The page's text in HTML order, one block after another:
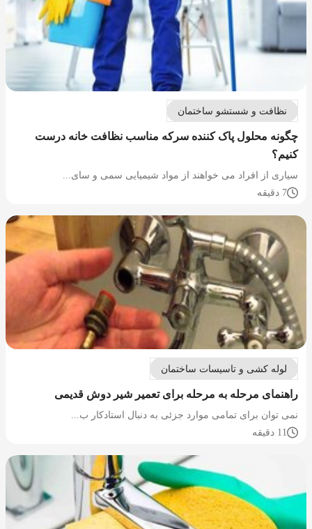
نظافت و شستشو ساختمان
چگونه محلول پاک کننده سرکه مناسب نظافت خانه درست
کنیم؟
سیاری از افراد می خواهند از مواد شیمیایی سمی و سای...
7 دقیقه
لوله کشی و تاسیسات ساختمان
راهنمای مرحله به مرحله برای تعمیر شیر دوش قدیمی
نمی توان برای تمامی موارد جزئی به دنبال استادکار ب...
11 دقیقه